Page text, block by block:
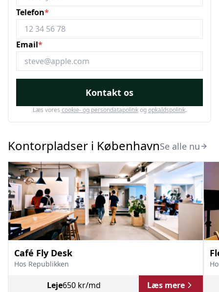
Telefon*
Email*
Kontakt os
Læs vores cookie- og persondatapolitik og opkaldspolitik.
Kontorpladser i KøbenhavnSe alle nu
Café Fly Desk
Hos Republikken
Leje650kr/md Læs mere